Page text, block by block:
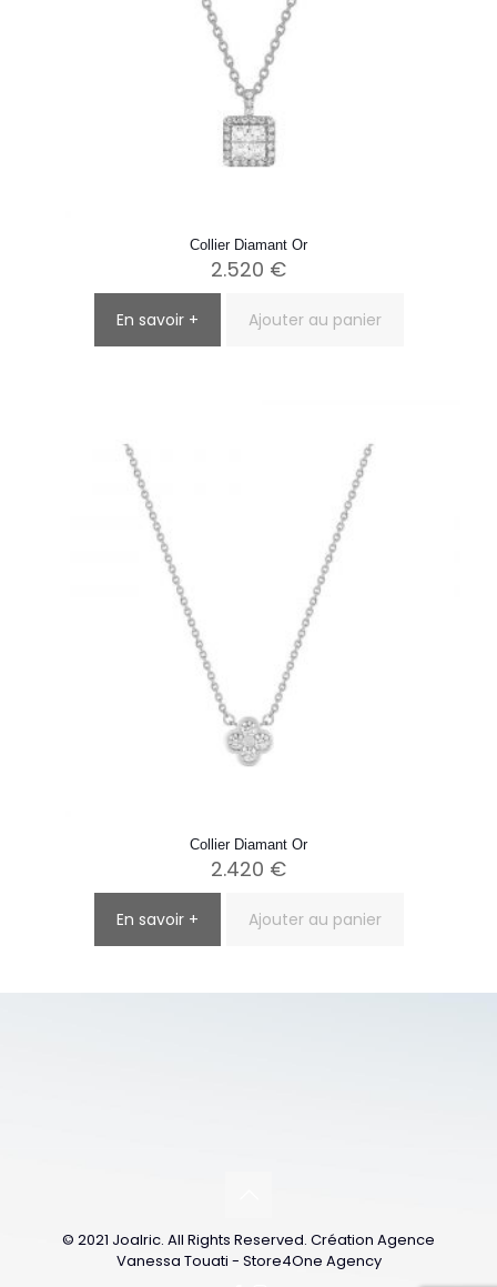
Collier Diamant Or
2.520 €
En savoir + Ajouter au panier
Collier Diamant Or
2.420 €
En savoir + Ajouter au panier
© 2021 Joalric. All Rights Reserved. Création Agence
Vanessa Touati - Store4One Agency